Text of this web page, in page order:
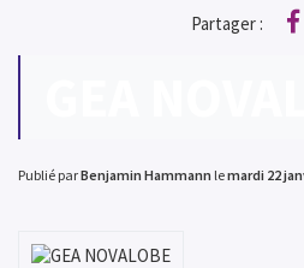
Partager :
Publié parBenjamin Hammann lemardi 22